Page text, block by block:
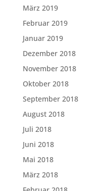
März 2019
Februar 2019
Januar 2019
Dezember 2018
November 2018
Oktober 2018
September 2018
August 2018
Juli 2018
Juni 2018
Mai 2018
März 2018